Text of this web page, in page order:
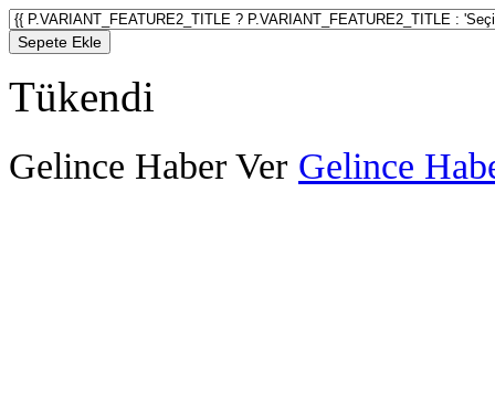
Sepete Ekle
Tükendi
Gelince Haber Ver Gelince